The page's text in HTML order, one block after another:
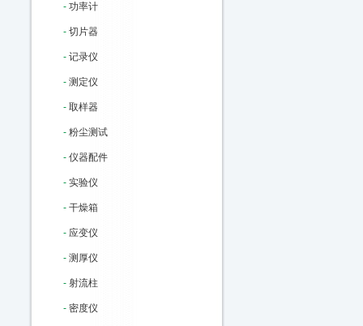
- 功率计
- 切片器
- 记录仪
- 测定仪
- 取样器
- 粉尘测试
- 仪器配件
- 实验仪
- 干燥箱
- 应变仪
- 测厚仪
- 射流柱
- 密度仪